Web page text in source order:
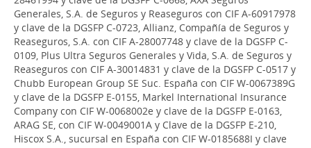
Generales, S.A. de Seguros y Reaseguros con CIF A-60917978
y clave de la DGSFP C-0723, Allianz, Compañía de Seguros y
Reaseguros, S.A. con CIF A-28007748 y clave de la DGSFP C-
0109, Plus Ultra Seguros Generales y Vida, S.A. de Seguros y
Reaseguros con CIF A-30014831 y clave de la DGSFP C-0517 y
Chubb European Group SE Suc. España con CIF W-0067389G
y clave de la DGSFP E-0155, Markel International Insurance
Company con CIF W-0068002e y clave de la DGSFP E-0163,
ARAG SE, con CIF W-0049001A y Clave de la DGSFP E-210,
Hiscox S.A., sucursal en España con CIF W-0185688I y clave